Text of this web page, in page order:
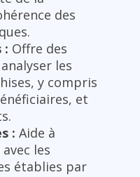
des
: Offre des
les
y compris
et
: Aide à
les
établies par